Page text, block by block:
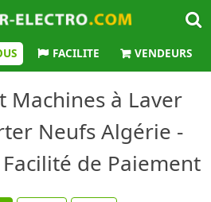
FACILITE VENDEURS
Machines à Laver
Neufs Algérie -
de Paiement